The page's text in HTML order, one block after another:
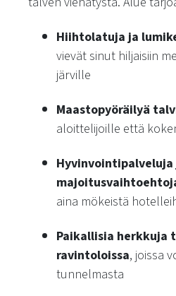
Hiihtolatuja ja
vievät sinut hiljaisiin
järville
Maastopyöräilyä
aloittelijoille että
Hyvinvointipalveluja
aina mökeistä
Paikallisia herkkuja
ravintoloissa, joissa
tunnelmasta